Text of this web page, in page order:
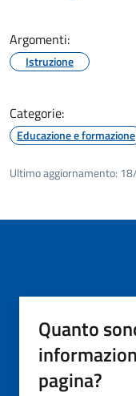
Argomenti:
Istruzione
Categorie:
Educazione e formazione
Ultimo aggiornamento:
Quanto
pagina?